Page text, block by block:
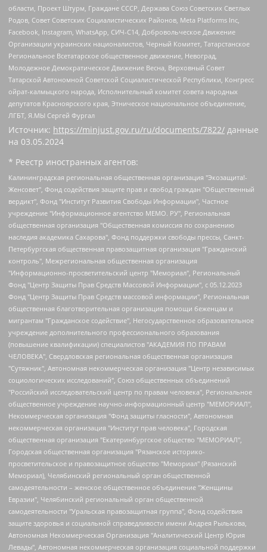
области, Проект Штурм, Граждане СССР, Держава Союз Советских Светлых
Родов, Совет Советских Социалистических Районов, Meta Platforms Inc,
Facebook, Instagram, WhatsApp, СИЧ-С14, Добровольческое Движение
Организации украинских националистов, Черный Комитет, Татарстанское
Региональное Всетатарское общественное движение, Невоград,
Молодежное Демократическое Движение Весна, Верховный Совет
Татарской Автономной Советской Социалистической Республики, Конгресс
ойрат-калмыцкого народа, Исполнительный комитет совета народных
депутатов Красноярского края, Этническое национальное объединение,
ЛГБТ, Я.МЫ Сергей Фургал
Источник: https://minjust.gov.ru/ru/documents/7822/ данные
на 03.05.2024
* Реестр иностранных агентов:
Калининградская региональная общественная организация "Экозащита!-Женсовет", Фонд содействия защите прав и свобод граждан "Общественный вердикт", Фонд "Институт Развития Свободы Информации", Частное учреждение "Информационное агентство МЕМО. РУ", Региональная общественная организация "Общественная комиссия по сохранению наследия академика Сахарова", Фонд поддержки свободы прессы, Санкт-Петербургская общественная правозащитная организация "Гражданский контроль", Межрегиональная общественная организация "Информационно-просветительский центр "Мемориал", Региональный Фонд "Центр Защиты Прав Средств Массовой Информации", с 05.12.2023 Фонд "Центр Защиты Прав Средств массовой информации", Региональная общественная благотворительная организация помощи беженцам и мигрантам "Гражданское содействие", Негосударственное образовательное учреждение дополнительного профессионального образования (повышение квалификации) специалистов "АКАДЕМИЯ ПО ПРАВАМ ЧЕЛОВЕКА", Свердловская региональная общественная организация "Сутяжник", Автономная некоммерческая организация "Центр независимых социологических исследований", Союз общественных объединений "Российский исследовательский центр по правам человека", Региональное общественное учреждение научно-информационный центр "МЕМОРИАЛ", Некоммерческая организация "Фонд защиты гласности", Автономная некоммерческая организация "Институт прав человека", Городская общественная организация "Екатеринбургское общество "МЕМОРИАЛ", Городская общественная организация "Рязанское историко-просветительское и правозащитное общество "Мемориал" (Рязанский Мемориал), Челябинский региональный орган общественной самодеятельности – женское общественное объединение "Женщины Евразии", Челябинский региональный орган общественной самодеятельности "Уральская правозащитная группа", Фонд содействия защите здоровья и социальной справедливости имени Андрея Рылькова, Автономная Некоммерческая Организация "Аналитический Центр Юрия Левады", Автономная некоммерческая организация социальной поддержки населения "Проект Апрель", Региональная общественная организация помощи женщинам и детям, находящимся в кризисной ситуации "Информационно-методический центр "Анна", Фонд содействия развитию массовых коммуникаций и правовому просвещению "Так-так-Так", Фонд содействия устойчивому развитию "Серебряная тайга", Свердловский региональный общественный фонд социальных проектов "Новое время", "Idel.Реалии", Кавказ.Реалии, Крым.Реалии, Телеканал Настоящее Время, Татаро-башкирская служба Радио Свобода (Azatliq Radiosi), Радио Свободная Европа/Радио Свобода (PCE/PC), "Сибирь.Реалии", "Фактограф", Благотворительный фонд помощи осужденным и их семьям, Автономная некоммерческая организация "Институт глобализации и социальных движений", Фонд "В защиту прав заключенных", Частное учреждение "Центр поддержки и содействия развитию средств массовой информации", Пензенский региональный общественный благотворительный фонд "Гражданский союз", "Север.Реалии", Некоммерческая организация Фонд "Правовая инициатива", Общество с ограниченной ответственностью "Радио Свободная Европа/Радио Свобода", Чешское информационное агентство "MEDIUM-ORIENT", Красноярская региональная общественная организация "Мы против СПИДа", Камалягин Денис Николаевич, Маркелов Сергей Евгеньевич, Пономарев Лев Александрович, Савицкая Людмила Алексеевна, Автономная некоммерческая организация "Центр по работе с проблемой насилия "НАСИЛИЮ.НЕТ", Межрегиональный профессиональный союз работников здравоохранения "Альянс врачей", Юридическое лицо, зарегистрированное в Латвийской Республике, SIA "Medusa Project" (регистрационный номер 40103797863, дата регистрации 10.06.2014), Некоммерческая организация "Фонд по борьбе с коррупцией", Автономная некоммерческая организация "Институт права и публичной политики", Баданин Роман Сергеевич, Гликин Максим Александрович, Железнова Мария Михайловна, Лукьянова Юлия Сергеевна, Маетная Елизавета Витальевна, Маняхин Петр Борисович, Чуракова Ольга Владимировна, Ярош Юлия Петровна, Юридическое лицо "The Insider SIA", зарегистрированное в Риге, Латвийская Республика (дата регистрации 26.06.2015), являющееся администратором доменного имени интернет-издания "The Insider SIA", https://theins.ru, Постернак Алексей Евгеньевич, Рубин Михаил Аркадьевич, Анин Роман Александрович, Юридическое лицо Istories fonds, зарегистрированное в Латвийской Республике (регистрационный номер 50008295751, дата регистрации 24.02.2020), Великовский Дмитрий Александрович, Долинина Ирина Николаевна, Мароховская Алеся Алексеевна, Шлейнов Роман Юрьевич, Шмагун Олеся Валентиновна, Общество с ограниченной ответственностью "Альтаир 2021", Общество с ограниченной ответственностью "Вега 2021", Общество с ограниченной ответственностью "Главный редактор 2021", Общество с ограниченной ответственностью "Ромашки монолит", Важенков Артем Валерьевич, Ивановская областная общественная организация "Центр гендерных исследований", Гурман Юрий Альбертович, Медиапроект "ОВД-Инфо", Егоров Владимир Владимирович, Жилинский Владимир Александрович, Общество с ограниченной ответственностью "ЗП", Иванова София Юрьевна, Карезина Инна Павловна, Кильтау Екатерина Викторовна, Петров Алексей Викторович, Пискунов Сергей Евгеньевич, Смирнов Сергей Сергеевич, Тихонов Михаил Сергеевич, Общество с ограниченной ответственностью "ЖУРНАЛИСТ-ИНОСТРАННЫЙ АГЕНТ", Арапова Галина Юрьевна, Вольтская Татьяна Анатольевна, Американская компания "Mason G.E.S. Anonymous Foundation" (США), являющаяся владельцем интернет-издания https://mnews.world/, Компания "Stichting Bellingcat", зарегистрированная в Нидерландах (дата регистрации 11.07.2018), Захаров Андрей Вячеславович, Клепиковская Екатерина Дмитриевна, Общество с ограниченной ответственностью "МЕМО", Перл Роман Александрович, Симонов Евгений Алексеевич, Соловьева Елена Анатольевна, Сотников Даниил Владимирович, Сурначева Елизавета Дмитриевна, Автономная некоммерческая организация по защите прав человека и информированию населения "Якутия – Наше Мнение", Общество с ограниченной ответственностью "Москоу диджитал медиа", с 26.01.2023 Общество с ограниченной ответственностью "Чайка Белые сады", Ветошкина Валерия Валерьевна, Заговора Максим Александрович, Межрегиональное общественное движение "Российская ЛГБТ - сеть", Оленичев Максим Владимирович, Павлов Иван Юрьевич, Скворцова Елена Сергеевна, Общество с ограниченной ответственностью "Как бы инагент", Кочетков Игорь Викторович, Общество с ограниченной ответственностью "Честные выборы", Еланчик Олег Александрович, Общество с ограниченной ответственностью "Нобелевский призыв", Гималова Регина Эмилевна, Григорьев Андрей Валерьевич, Григорьева Алина Александровна, Ассоциация по содействию защите прав призывников, альтернативнослужащих и военнослужащих "Правозащитная группа "Гражданин.Армия.Право", Хисамова Регина Фаритовна, Автономная некоммерческая организация по реализации социально-правовых программ "Лилит", Дальневосточное общественное движение "Маяк", Санкт-Петербургская ЛГБТ-инициативная группа "Выход", Инициативная группа ЛГБТ+ "Реверс", Алексеев Андрей Викторович, Бекбулатова Таисия Львовна, Беляев Иван Михайлович, Владыкина Елена Сергеевна, Гельман Марат Александрович, Никульшина Вероника Юрьевна, Толоконникова Надежда Андреевна, Шендерович Виктор Анатольевич, Общество с ограниченной ответственностью "Данное сообщение", Общество с ограниченной ответственностью Издательский дом "Новая глава", Айнбиндер Александра Александровна, Московский комьюнити-центр для ЛГБТ+инициатив, Благотворительный фонд развития филантропии, Deutsche Welle (Германия, Kurt-Schumacher-Strasse 3, 53113 Bonn), Борзунова Мария Михайловна, Воробьев Виктор Викторович, Голубева Анна Львовна, Константинова Алла Михайловна, Малкова Ирина Владимировна, Мурадов Мурад Абдулгалимович, Осетинская Елизавета Николаевна, Понасенков Евгений Николаевич, Ганапольский Матвей Юрьевич, Киселев Евгений Алексеевич, Борухович Ирина Григорьевна, Дремин Иван Тимофеевич, Дубровский Дмитрий Викторович, Красноярская региональная общественная организация поддержки и развития альтернативных образовательных технологий и межкультурных коммуникаций "ИНТЕРРА", Маяковская Екатерина Алексеевна, Фейгин Марк Захарович, Филимонов Андрей Викторович, Дзугкоева Регина Николаевна, Доброхотов Роман Александрович, Дудь Юрий Александрович, Елкин Сергей Владимирович, Кругликов Кирилл Игоревич, Сабунаева Мария Леонидовна, Семенов Алексей Владимирович, Шаинян Карен Багратович, Шульман Екатерина Михайловна, Асафьев Артур Валерьевич, Вахштайн Виктор Семенович, Венедиктов Алексей Алексеевич, Лушникова Екатерина Евгеньевна, Волков Леонид Михайлович, Невзоров Александр Глебович, Пархоменко Сергей Борисович, Сироткин Ярослав Николаевич, Кара-Мурза Владимир Владимирович, Баранова Наталья Владимировна, Гозман Леонид Яковлевич, Кагарлицкий Борис Юльевич, Климарев Михаил Валерьевич, Милов Владимир Станиславович, Автономная некоммерческая организация Краснодарский центр современного искусства "Типография", Моргенштерн Алишер Тагирович, Соболь Любовь Эдуардовна, Общество с ограниченной ответственностью "ЛИЗА НОРМ", Каспаров Гарри Кимович, Ходорковский Михаил Борисович, Общество с ограниченной ответственностью "Апрельские тезисы", Данилович Ирина Брониславовна, Кашин Олег Владимирович, Петров Николай Владимирович, Пивоваров Алексей Владимирович, Соколов Михаил Владимирович, Цветкова Юлия Владимировна, Чичваркин Евгений Александрович, Комитет против пыток/Команда против пыток, Общество с ограниченной ответственностью "Первый научный", Общество с ограниченной ответственностью "Вертолет и ко", Белоцерковская Вероника Борисовна, Кац Максим Евгеньевич, Лазарева Татьяна Юрьевна, Шаведдинов Руслан Табризович, Яшин Илья Валерьевич, Общество с ограниченной ответственностью "Иноагент ААВ", Алешковский Дмитрий Петрович, Альбац Евгения Марковна, Быков Дмитрий Львович, Галямина Юлия Евгеньевна, Лойко Сергей Леонидович, Мартынов Кирилл Константинович, Медведев Сергей Александрович, Крашенинников Федор Геннадиевич, Гордеева Катерина Вл